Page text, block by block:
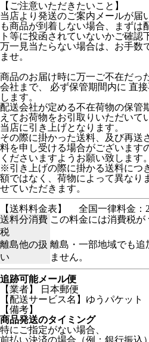
【ご注意いただきたいこと】
当店より発送のご案内メールが届
も商品が到着しない場合、まずは
ト等に投函されていないかご確認
万一見当たらない場合は、お手数
ませ。
商品のお届け時に万一ご不在だっ
会社まで、 必ず保管期間内に 直
します。
配送会社が定める不在荷物の保管
えてお荷物をお引取りいただいて
当店に引き上げとなります。
その際に掛かった送料、及び再送
料を申し受ける場合がございます
くださいますようお願い致します。
※引き上げの際に掛かる送料につ
額ではなく、荷物によって異なり
せていただきます。
【送料料金表】
全国一律料金：
送料分消費
税
この料金には消費税が
離島他の扱
い
離島・一部地域でも追
ません。
追跡可能メール便
【業者】 日本郵便
【配送サービス名】ゆうパケット
【備考】
商品発送のタイミング
特にご指定がない場合、